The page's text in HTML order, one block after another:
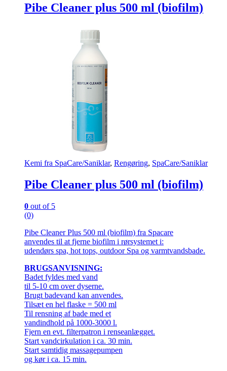
Pibe Cleaner plus 500 ml (biofilm)
Kemi fra SpaCare/Saniklar, Rengøring, SpaCare/Saniklar
Pibe Cleaner plus 500 ml (biofilm)
0 out of 5
(0)
Pibe Cleaner Plus 500 ml (biofilm) fra Spacare
anvendes til at fjerne biofilm i rørsystemet i:
udendørs spa, hot tops, outdoor Spa og varmtvandsbade.
BRUGSANVISNING:
Badet fyldes med vand
til 5-10 cm over dyserne.
Brugt badevand kan anvendes.
Tilsæt en hel flaske = 500 ml
Til rensning af bade med et
vandindhold på 1000-3000 l.
Fjern en evt. filterpatron i renseanlægget.
Start vandcirkulation i ca. 30 min.
Start samtidig massagepumpen
og kør i ca. 15 min.